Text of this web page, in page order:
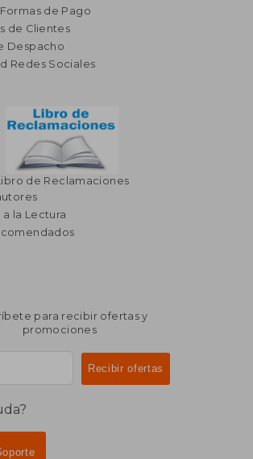
de Pago
de Clientes
Despacho
Redes Sociales
de Reclamaciones
la Lectura
para recibir ofertas y
promociones